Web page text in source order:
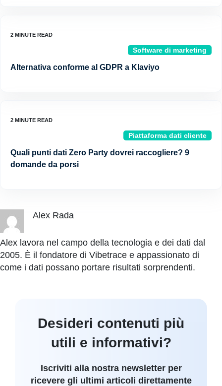
Software di marketing
Alternativa conforme al GDPR a Klaviyo
Piattaforma dati cliente
Quali punti dati Zero Party dovrei raccogliere? 9
domande da porsi
Alex Rada
Alex lavora nel campo della tecnologia e dei dati dal
2005. È il fondatore di Vibetrace e appassionato di
come i dati possano portare risultati sorprendenti.
Desideri contenuti più
utili e informativi?
Iscriviti alla nostra newsletter per
ricevere gli ultimi articoli direttamente